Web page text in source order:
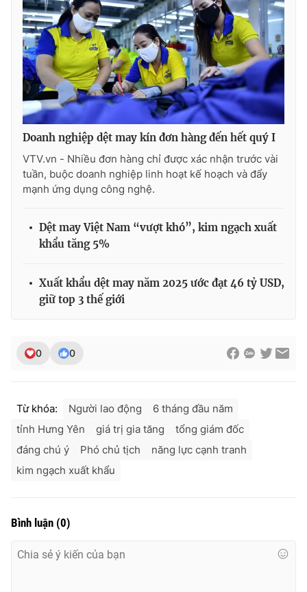
Ðiện thoại Thời báo VTV:024.66 897 897
Email:toasoan@vtv.vn
Liên hệ quảng cáo:024-7300.7108
® Cấm sao chép dưới mọi hình thức nếu không có sự chấp
thuận bằng văn bản. Ghi rõ nguồn VTV.vn khi phát hành lại
Doanh nghiệp dệt may kín đơn hàng đến hết quý I
VTV.vn - Nhiều đơn hàng chỉ được xác nhận trước vài
tuần, buộc doanh nghiệp linh hoạt kế hoạch và đẩy
mạnh ứng dụng công nghệ.
Dệt may Việt Nam “vượt khó”, kim ngạch xuất
khẩu tăng 5%
Xuất khẩu dệt may năm 2025 ước đạt 46 tỷ USD,
giữ top 3 thế giới
0 0
Từ khóa: Người lao động
6 tháng đầu năm
tỉnh Hưng Yên
giá trị gia tăng
tổng giám đốc
đáng chú ý
Phó chủ tịch
năng lực cạnh tranh
kim ngạch xuất khẩu
Bình luận (0)